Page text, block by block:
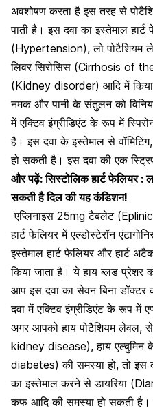
अवशोषण करता है इस तरह से
पाती है। इस दवा का इस्तेमाल
(Hypertension), लो पोटैशियम
लिवर सिरोसिस (Cirrhosis of
(Kidney disorder) आदि में
नमक और पानी के संतुलन को
में एक्टिव इंग्रीडिएंट के रूप में
है। इस दवा के इस्तेमाल से
हो सकती है। इस दवा की एक
और पढ़ें:सिस्टोलिक हार्ट फेलियर :
सकती है दिल की यह कंडिशन!
एप्लिनाइस 25mg टैबलेट
हार्ट फेलियर में एल्डोस्टेरॉन
इस्तेमाल हार्ट फेलियर और हार्ट
किया जाता है। ये हाय ब्लड
आप इस दवा का सेवन बिना
दवा में एक्टिव इंग्रीडिएंट के रूप में
अगर आपको हाय पोटैशियम लेवल,
kidney disease), हाय एल्बुमिन
diabetes) की समस्या हो, तो इस
का इस्तेमाल करने सेडायरिया
कफ आदि की समस्या हो सकती है।